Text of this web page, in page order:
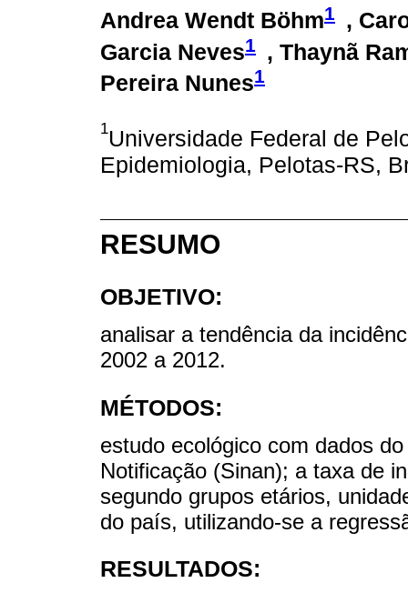
Andrea Wendt Böhm1 ,
Garcia Neves1 , Thaynã
Pereira Nunes1
1Universidade Federal de
Epidemiologia, Pelotas-RS,
RESUMO
OBJETIVO:
analisar a tendência da
2002 a 2012.
MÉTODOS:
estudo ecológico com dados
Notificação (Sinan); a taxa de
segundo grupos etários,
do país, utilizando-se a
RESULTADOS: